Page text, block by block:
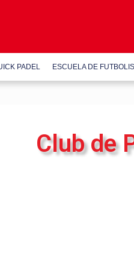
PADEL ESCUELA DE
Club de